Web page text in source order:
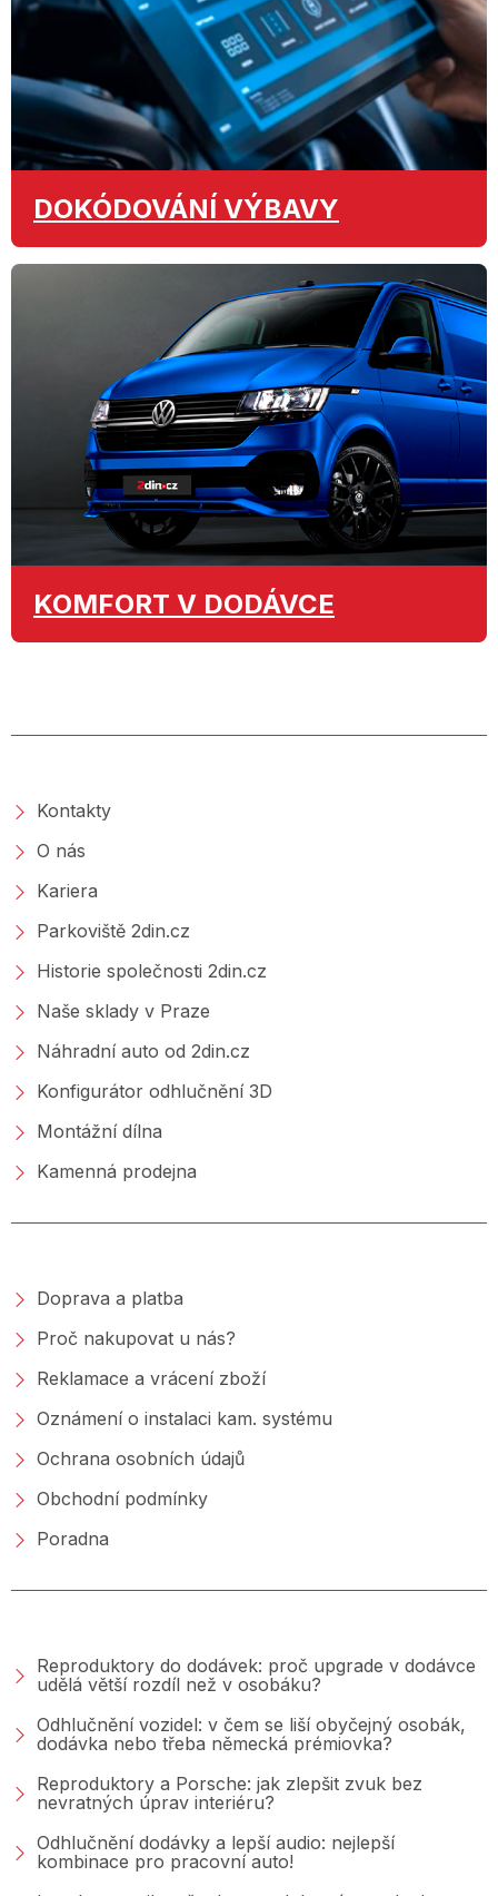
DOKÓDOVÁNÍ VÝBAVY
KOMFORT V DODÁVCE
Kontakty
O nás
Kariera
Parkoviště 2din.cz
Historie společnosti 2din.cz
Naše sklady v Praze
Náhradní auto od 2din.cz
Konfigurátor odhlučnění 3D
Montážní dílna
Kamenná prodejna
Doprava a platba
Proč nakupovat u nás?
Reklamace a vrácení zboží
Oznámení o instalaci kam. systému
Ochrana osobních údajů
Obchodní podmínky
Poradna
Reproduktory do dodávek: proč upgrade v dodávce
udělá větší rozdíl než v osobáku?
Odhlučnění vozidel: v čem se liší obyčejný osobák,
dodávka nebo třeba německá prémiovka?
Reproduktory a Porsche: jak zlepšit zvuk bez
nevratných úprav interiéru?
Odhlučnění dodávky a lepší audio: nejlepší
kombinace pro pracovní auto!